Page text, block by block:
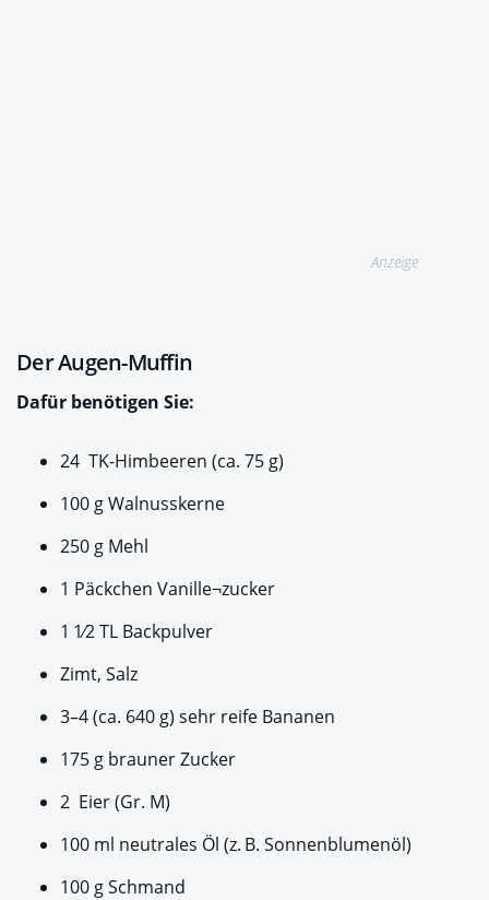
Anzeige
Der Augen-Muffin
Dafür benötigen Sie:
24 TK-Himbeeren (ca. 75 g)
100 g Walnusskerne
250 g Mehl
1 Päckchen Vanille¬zucker
1 1⁄2 TL Backpulver
Zimt, Salz
3–4 (ca. 640 g) sehr reife Bananen
175 g brauner Zucker
2 Eier (Gr. M)
100 ml neutrales Öl (z. B. Sonnenblumenöl)
100 g Schmand